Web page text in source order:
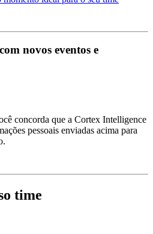
novos eventos e
concorda que a Cortex Intelligence
pessoais enviadas acima para
time